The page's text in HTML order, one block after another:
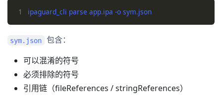
1
sym.json
包含：
可以混淆的符号
必须排除的符号
引用链（fileReferences / stringReferences）